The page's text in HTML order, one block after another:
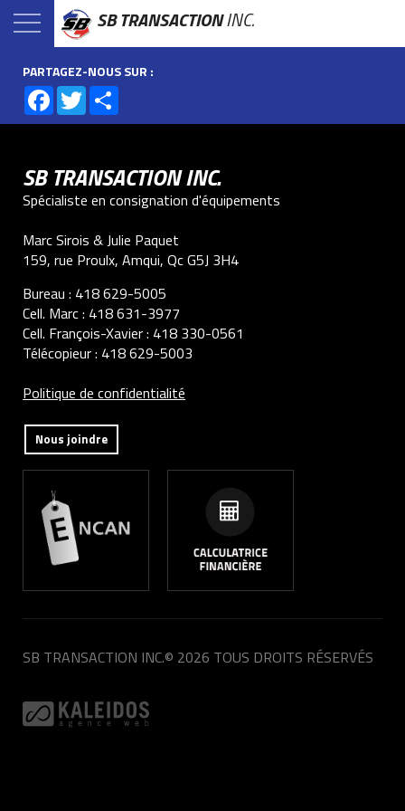
SB TRANSACTIONINC.
PARTAGEZ-NOUS SUR :
Facebook
Twitter
SB TRANSACTION INC.
Spécialiste en consignation d'équipements
Marc Sirois & Julie Paquet
159, rue Proulx, Amqui, Qc G5J 3H4
Bureau : 418 629-5005
Cell. Marc : 418 631-3977
Cell. François-Xavier : 418 330-0561
Télécopieur : 418 629-5003
Politique de confidentialité
Nous joindre
SB TRANSACTION INC.© 2026 TOUS DROITS RÉSERVÉS